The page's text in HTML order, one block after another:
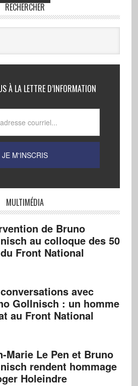
RECHERCHER
À LA LETTRE D’INFORMATION
MULTIMÉDIA
de Bruno
au colloque des 50
Front National
avec
Gollnisch : un homme
au Front National
Marie Le Pen et Bruno
rendent hommage
Holeindre